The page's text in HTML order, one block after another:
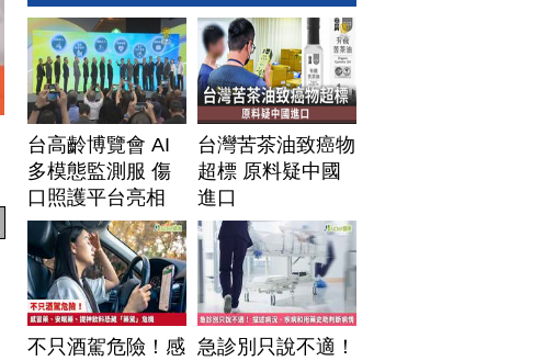
台高齡博覽會 AI
多模態監測服 傷
口照護平台亮相
台灣苦茶油致癌物
超標 原料疑中國
進口
不只酒駕危險！感 急診別只說不適！